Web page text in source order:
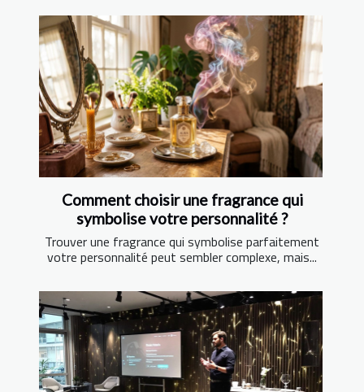
Comment choisir une fragrance qui
symbolise votre personnalité ?
Trouver une fragrance qui symbolise parfaitement
votre personnalité peut sembler complexe, mais...